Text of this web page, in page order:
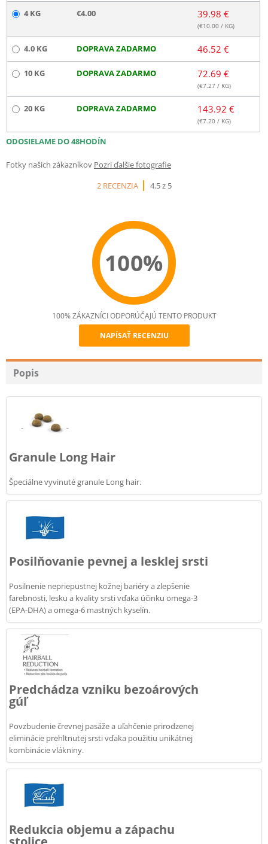
4 KG €4.00 39.98 €
(€10.00 / KG)
4.0 KG DOPRAVA ZADARMO 46.52 €
10 KG DOPRAVA ZADARMO 72.69 €
(€7.27 / KG)
20 KG DOPRAVA ZADARMO 143.92 €
(€7.20 / KG)
ODOSIELAME DO 48HODÍN
Fotky našich zákazníkov Pozri ďalšie fotografie
2 RECENZIA
4.5 z 5
100%
Recommend
100% ZÁKAZNÍCI ODPORÚČAJÚ TENTO PRODUKT
NAPÍSAŤ RECENZIU
Popis
Granule Long Hair
Špeciálne vyvinuté granule Long hair.
Posilňovanie pevnej a lesklej srsti
Posilnenie nepriepustnej kožnej bariéry a zlepšenie
farebnosti, lesku a kvality srsti vďaka účinku omega-3
(EPA-DHA) a omega-6 mastných kyselín.
Predchádza vzniku bezoárových
gúľ
Povzbudenie črevnej pasáže a uľahčenie prirodzenej
eliminácie prehltnutej srsti vďaka použitiu unikátnej
kombinácie vlákniny.
Redukcia objemu a zápachu